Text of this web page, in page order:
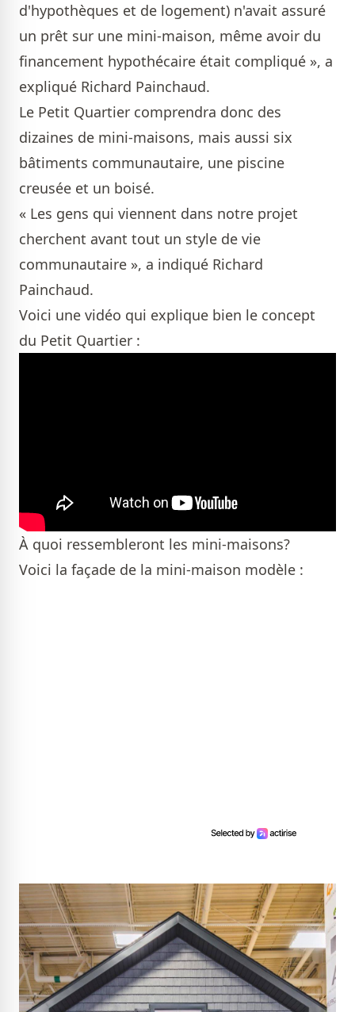
d'hypothèques et de logement) n'avait assuré
un prêt sur une mini-maison, même avoir du
financement hypothécaire était compliqué », a
expliqué Richard Painchaud.
Le Petit Quartier comprendra donc des
dizaines de mini-maisons, mais aussi six
bâtiments communautaire, une piscine
creusée et un boisé.
« Les gens qui viennent dans notre projet
cherchent avant tout un style de vie
communautaire », a indiqué Richard
Painchaud.
Voici une vidéo qui explique bien le concept
du Petit Quartier :
À quoi ressembleront les mini-maisons?
Voici la façade de la mini-maison modèle :